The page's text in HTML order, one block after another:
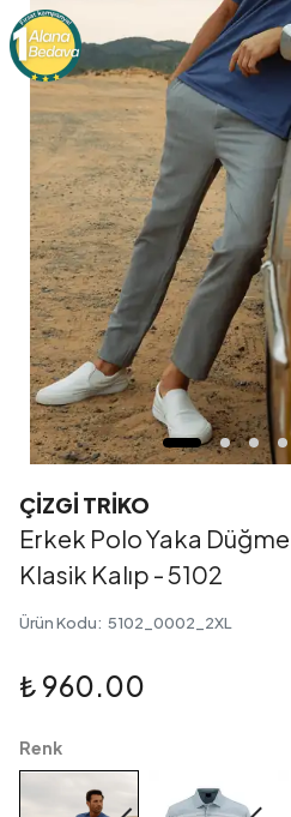
ÇİZGİ TRİKO
Erkek Polo Yaka
Klasik Kalıp - 5102
Ürün Kodu: 5102_0002_2XL
₺ 960.00
Renk